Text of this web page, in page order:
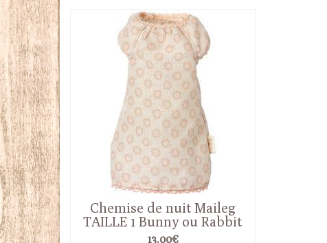
Chemise de nuit Maileg
TAILLE 1 Bunny ou Rabbit
13.00€